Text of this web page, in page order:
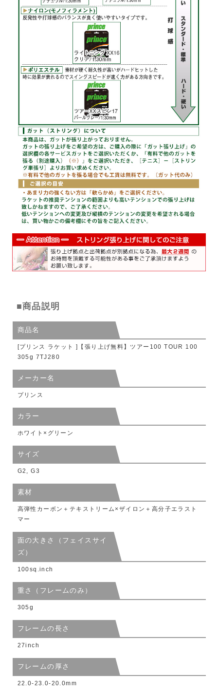
■商品説明
商品名
[プリンス ラケット ]【張り上げ無料】ツアー100 TOUR 100
305g 7TJ280
メーカー名
プリンス
カラー
ホワイト×グリーン
サイズ
G2, G3
素材
高弾性カーボン＋テキストリーム×ザイロン＋高分子エラスト
マー
面の大きさ（フェイスサイ
ズ）
100sq.inch
重さ（フレームのみ）
305g
フレームの長さ
27inch
フレームの厚さ
22.0-23.0-20.0mm